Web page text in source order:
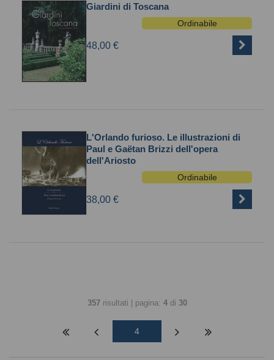
Giardini di Toscana
Ordinabile
48,00 €
L'Orlando furioso. Le illustrazioni di
Paul e Gaëtan Brizzi dell'opera
dell'Ariosto
Ordinabile
38,00 €
357risultati | pagina: 4di 30
4